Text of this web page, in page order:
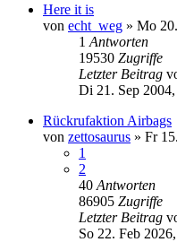
Here it is
von echt_weg » Mo
1 Antworten
19530 Zugriffe
Letzter Beitrag
Di 21. Sep
Rückrufaktion Airbags
von zettosaurus » Fr
1
2
40 Antworten
86905 Zugriffe
Letzter Beitrag
So 22. Feb